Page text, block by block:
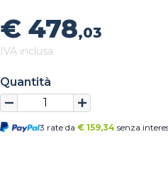
€ 478,03
IVA inclusa
Quantità
3 rate da € 159,34 senza